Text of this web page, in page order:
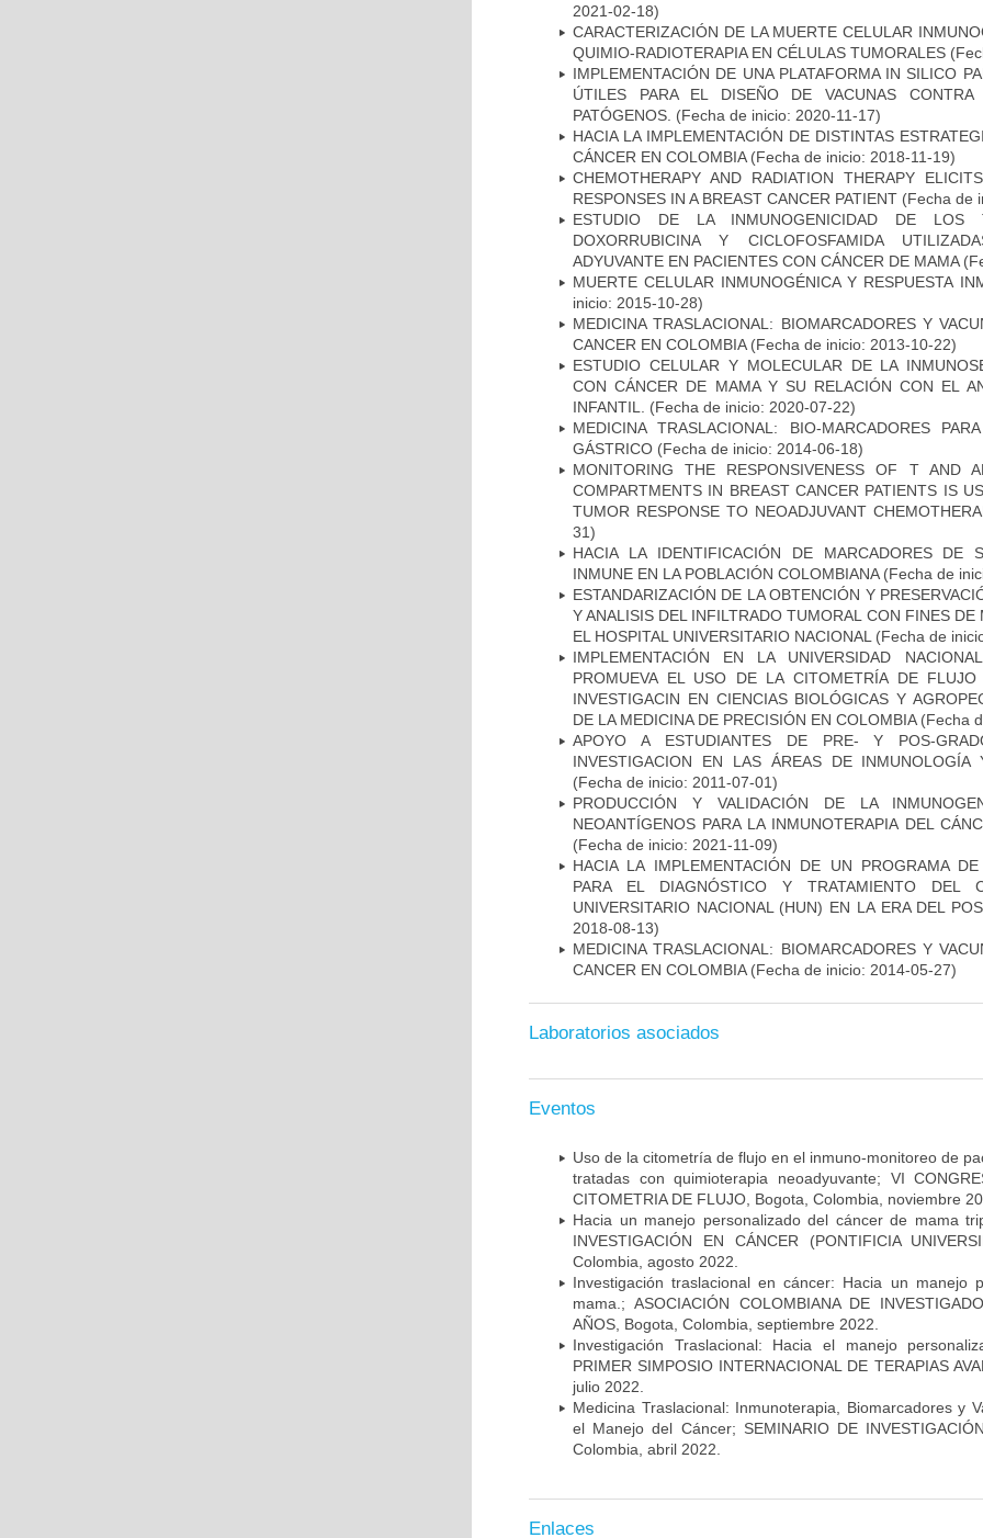
2021-02-18)
CARACTERIZACIÓN DE LA MUERTE CELULAR
QUIMIO-RADIOTERAPIA EN CÉLULAS TUMORALES
IMPLEMENTACIÓN DE UNA PLATAFORMA IN SILICO
ÚTILES PARA EL DISEÑO DE VACUNAS
PATÓGENOS. (Fecha de inicio: 2020-11-17)
HACIA LA IMPLEMENTACIÓN DE DISTINTAS
CÁNCER EN COLOMBIA(Fecha de inicio: 2018-11-19)
CHEMOTHERAPY AND RADIATION THERAPY
RESPONSES IN A BREAST CANCER PATIENT (Fecha de
ESTUDIO DE LA INMUNOGENICIDAD DE LOS
DOXORRUBICINA Y CICLOFOSFAMIDA
ADYUVANTE EN PACIENTES CON CÁNCER DE MAMA
MUERTE CELULAR INMUNOGÉNICA Y RESPUESTA
inicio: 2015-10-28)
MEDICINA TRASLACIONAL: BIOMARCADORES Y
CANCER EN COLOMBIA(Fecha de inicio: 2013-10-22)
ESTUDIO CELULAR Y MOLECULAR DE LA
CON CÁNCER DE MAMA Y SU RELACIÓN CON EL
INFANTIL.
(Fecha de inicio: 2020-07-22)
MEDICINA TRASLACIONAL: BIO-MARCADORES
GÁSTRICO (Fecha de inicio: 2014-06-18)
MONITORING THE RESPONSIVENESS OF T AND
COMPARTMENTS IN BREAST CANCER PATIENTS IS
TUMOR RESPONSE TO NEOADJUVANT
31)
HACIA LA IDENTIFICACIÓN DE MARCADORES DE
INMUNE EN LA POBLACIÓN COLOMBIANA(Fecha de
ESTANDARIZACIÓN DE LA OBTENCIÓN Y
Y ANALISIS DEL INFILTRADO TUMORAL CON FINES DE
EL HOSPITAL UNIVERSITARIO NACIONAL (Fecha de
IMPLEMENTACIÓN EN LA UNIVERSIDAD
PROMUEVA EL USO DE LA CITOMETRÍA DE FLUJO
INVESTIGACIN EN CIENCIAS BIOLÓGICAS Y
DE LA MEDICINA DE PRECISIÓN EN COLOMBIA(Fecha
APOYO A ESTUDIANTES DE PRE- Y POS-
INVESTIGACION EN LAS ÁREAS DE INMUNOLOGÍA
(Fecha de inicio: 2011-07-01)
PRODUCCIÓN Y VALIDACIÓN DE LA
NEOANTÍGENOS PARA LA INMUNOTERAPIA DEL
(Fecha de inicio: 2021-11-09)
HACIA LA IMPLEMENTACIÓN DE UN PROGRAMA
PARA EL DIAGNÓSTICO Y TRATAMIENTO DEL
UNIVERSITARIO NACIONAL (HUN) EN LA ERA DEL
2018-08-13)
MEDICINA TRASLACIONAL: BIOMARCADORES Y
CANCER EN COLOMBIA(Fecha de inicio: 2014-05-27)
Laboratorios asociados
Eventos
Uso de la citometría de flujo en el inmuno-monitoreo de
tratadas con quimioterapia neoadyuvante; VI
CITOMETRIA DE FLUJO, Bogota, Colombia, noviembre
Hacia un manejo personalizado del cáncer de mama
INVESTIGACIÓN EN CÁNCER (PONTIFICIA
Colombia, agosto 2022.
Investigación traslacional en cáncer: Hacia un manejo
mama.; ASOCIACIÓN COLOMBIANA DE
AÑOS, Bogota, Colombia, septiembre 2022.
Investigación Traslacional: Hacia el manejo
PRIMER SIMPOSIO INTERNACIONAL DE TERAPIAS
julio 2022.
Medicina Traslacional: Inmunoterapia, Biomarcadores y
el Manejo del Cáncer; SEMINARIO DE
Colombia, abril 2022.
Enlaces